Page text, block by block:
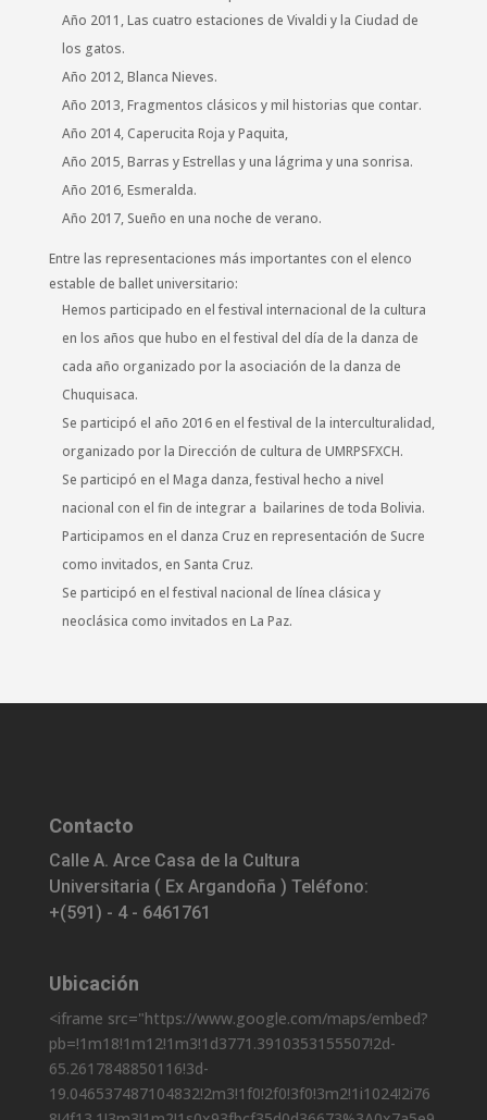
Año 2011, Las cuatro estaciones de Vivaldi y la Ciudad de
los gatos.
Año 2012, Blanca Nieves.
Año 2013, Fragmentos clásicos y mil historias que contar.
Año 2014, Caperucita Roja y Paquita,
Año 2015, Barras y Estrellas y una lágrima y una sonrisa.
Año 2016, Esmeralda.
Año 2017, Sueño en una noche de verano.
Entre las representaciones más importantes con el elenco
estable de ballet universitario:
Hemos participado en el festival internacional de la cultura
en los años que hubo en el festival del día de la danza de
cada año organizado por la asociación de la danza de
Chuquisaca.
Se participó el año 2016 en el festival de la interculturalidad,
organizado por la Dirección de cultura de UMRPSFXCH.
Se participó en el Maga danza, festival hecho a nivel
nacional con el fin de integrar a bailarines de toda Bolivia.
Participamos en el danza Cruz en representación de Sucre
como invitados, en Santa Cruz.
Se participó en el festival nacional de línea clásica y
neoclásica como invitados en La Paz.
Contacto
Calle A. Arce Casa de la Cultura
Universitaria ( Ex Argandoña ) Teléfono:
+(591) - 4 - 6461761
Ubicación
<iframe src="https://www.google.com/maps/embed?
pb=!1m18!1m12!1m3!1d3771.3910353155507!2d-
65.2617848850116!3d-
19.046537487104832!2m3!1f0!2f0!3f0!3m2!1i1024!2i76